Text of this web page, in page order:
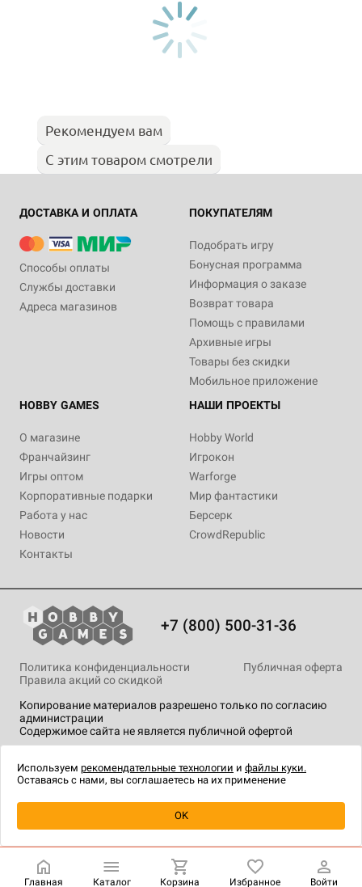
Уведомить о наличии
Рекомендуем вам
С этим товаром смотрели
ДОСТАВКА И ОПЛАТА
Способы оплаты
Службы доставки
Адреса магазинов
ПОКУПАТЕЛЯМ
Подобрать игру
Бонусная программа
Информация о заказе
Возврат товара
Помощь с правилами
Архивные игры
Товары без скидки
Мобильное приложение
HOBBY GAMES
О магазине
Франчайзинг
Игры оптом
Корпоративные подарки
Работа у нас
Новости
Контакты
НАШИ ПРОЕКТЫ
Hobby World
Игрокон
Warforge
Мир фантастики
Берсерк
CrowdRepublic
+7 (800) 500-31-36
Копирование материалов разрешено только по согласию
администрации
Содержимое сайта не является публичной офертой
Политика конфиденциальности
Публичная оферта
Правила акций со скидкой
технологии.
Главная Каталог Корзина Избранное Войти
Используем рекомендательные технологии и файлы куки.
Оставаясь с нами, вы соглашаетесь на их применение
OK